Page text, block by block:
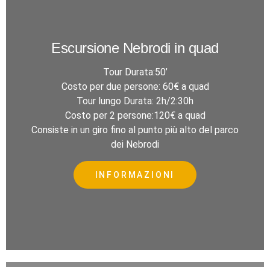
Escursione Nebrodi in quad
Tour Durata:50’
Costo per due persone: 60€ a quad
Tour lungo Durata: 2h/2:30h
Costo per 2 persone:120€ a quad
Consiste in un giro fino al punto più alto del parco
dei Nebrodi
INFORMAZIONI